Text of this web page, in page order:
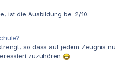
ist die Ausbildung bei 2/10.
so dass auf jedem Zeugnis
zuzuhören